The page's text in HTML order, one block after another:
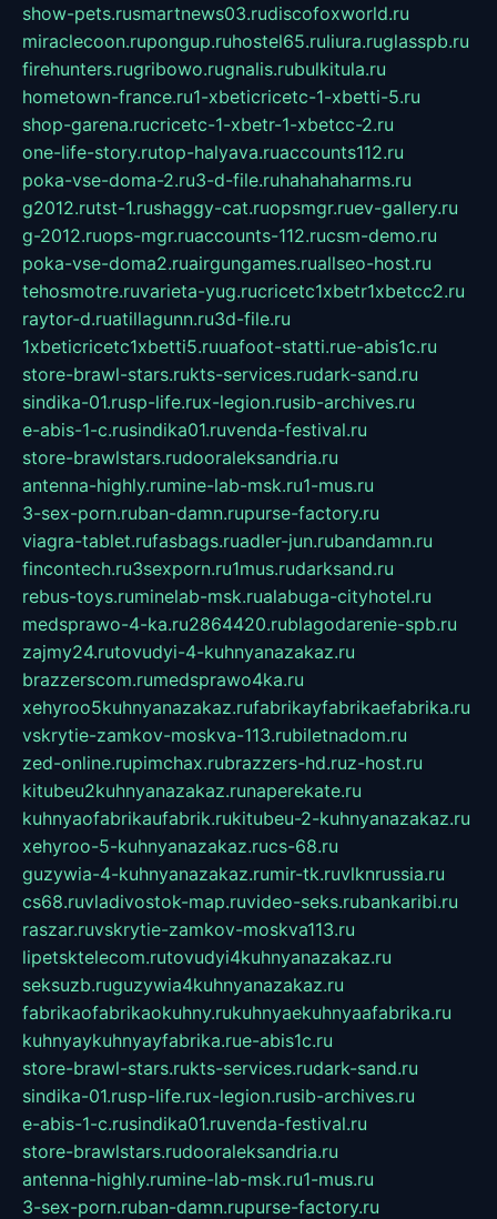
show-pets.rusmartnews03.rudiscofoxworld.ru
miraclecoon.rupongup.ruhostel65.ruliura.ruglasspb.ru
firehunters.rugribowo.rugnalis.rubulkitula.ru
hometown-france.ru1-xbeticricetc-1-xbetti-5.ru
shop-garena.rucricetc-1-xbetr-1-xbetcc-2.ru
one-life-story.rutop-halyava.ruaccounts112.ru
poka-vse-doma-2.ru3-d-file.ruhahahaharms.ru
g2012.rutst-1.rushaggy-cat.ruopsmgr.ruev-gallery.ru
g-2012.ruops-mgr.ruaccounts-112.rucsm-demo.ru
poka-vse-doma2.ruairgungames.ruallseo-host.ru
tehosmotre.ruvarieta-yug.rucricetc1xbetr1xbetcc2.ru
raytor-d.ruatillagunn.ru3d-file.ru
1xbeticricetc1xbetti5.ruuafoot-statti.rue-abis1c.ru
store-brawl-stars.rukts-services.rudark-sand.ru
sindika-01.rusp-life.rux-legion.rusib-archives.ru
e-abis-1-c.rusindika01.ruvenda-festival.ru
store-brawlstars.rudooraleksandria.ru
antenna-highly.rumine-lab-msk.ru1-mus.ru
3-sex-porn.ruban-damn.rupurse-factory.ru
viagra-tablet.rufasbags.ruadler-jun.rubandamn.ru
fincontech.ru3sexporn.ru1mus.rudarksand.ru
rebus-toys.ruminelab-msk.rualabuga-cityhotel.ru
medsprawo-4-ka.ru2864420.rublagodarenie-spb.ru
zajmy24.rutovudyi-4-kuhnyanazakaz.ru
brazzerscom.rumedsprawo4ka.ru
xehyroo5kuhnyanazakaz.rufabrikayfabrikaefabrika.ru
vskrytie-zamkov-moskva-113.rubiletnadom.ru
zed-online.rupimchax.rubrazzers-hd.ruz-host.ru
kitubeu2kuhnyanazakaz.runaperekate.ru
kuhnyaofabrikaufabrik.rukitubeu-2-kuhnyanazakaz.ru
xehyroo-5-kuhnyanazakaz.rucs-68.ru
guzywia-4-kuhnyanazakaz.rumir-tk.ruvlknrussia.ru
cs68.ruvladivostok-map.ruvideo-seks.rubankaribi.ru
raszar.ruvskrytie-zamkov-moskva113.ru
lipetsktelecom.rutovudyi4kuhnyanazakaz.ru
seksuzb.ruguzywia4kuhnyanazakaz.ru
fabrikaofabrikaokuhny.rukuhnyaekuhnyaafabrika.ru
kuhnyaykuhnyayfabrika.rue-abis1c.ru
store-brawl-stars.rukts-services.rudark-sand.ru
sindika-01.rusp-life.rux-legion.rusib-archives.ru
e-abis-1-c.rusindika01.ruvenda-festival.ru
store-brawlstars.rudooraleksandria.ru
antenna-highly.rumine-lab-msk.ru1-mus.ru
3-sex-porn.ruban-damn.rupurse-factory.ru